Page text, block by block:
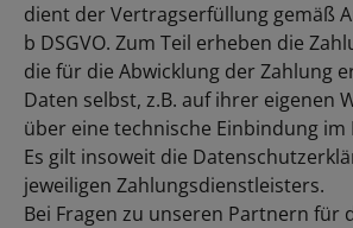
dient der Vertragserfüllung gemäß
b DSGVO. Zum Teil erheben die
die für die Abwicklung der Zahlung
Daten selbst, z.B. auf ihrer eigenen
über eine technische Einbindung im
Es gilt insoweit die
jeweiligen Zahlungsdienstleisters.
Bei Fragen zu unseren Partnern für